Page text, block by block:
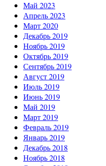
Май 2023
Апрель 2023
Март 2020
Декабрь 2019
Ноябрь 2019
Октябрь 2019
Сентябрь 2019
Август 2019
Июль 2019
Июнь 2019
Май 2019
Март 2019
Февраль 2019
Январь 2019
Декабрь 2018
Ноябрь 2018